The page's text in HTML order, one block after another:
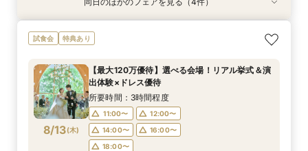
特典あり
8/12(水)
【初めての見学にオススメ】見積りまでしっかり
相談★全館見学
11:00〜
12:00〜
14:00〜
16:00〜
18:00〜
フェアを予約
8/12(水)
【遠方の方◎オンライン相談会】スマホで簡単！
豪華5大特典付き
11:00〜
13:00〜
14:00〜
16:00〜
18:00〜
フェアを予約
特典あり
8/12(水)
【10名～会食プラン】貸切邸宅で叶える少人数ウ
エディング相談会
11:00〜
12:00〜
14:00〜
16:00〜
18:00〜
フェアを予約
特典あり
8/12(水)
【フォト・ベビー服選べる特典有】安心マタニ
ティ相談会
11:00〜
12:00〜
14:00〜
16:00〜
18:00〜
フェアを予約
試食会 特典あり
8/13(木)
【最大120万優待】選べる会場！リアル挙式＆演
出体験×ドレス優待
所要時間：3時間程度
11:00〜
12:00〜
14:00〜
16:00〜
18:00〜